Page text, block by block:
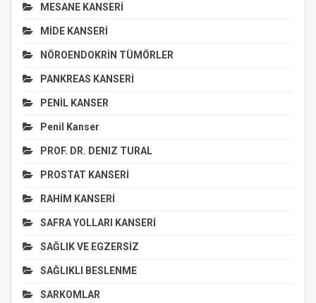
MESANE KANSERİ
MİDE KANSERİ
NÖROENDOKRİN TÜMÖRLER
PANKREAS KANSERİ
PENİL KANSER
Penil Kanser
PROF. DR. DENIZ TURAL
PROSTAT KANSERİ
RAHİM KANSERİ
SAFRA YOLLARI KANSERİ
SAĞLIK VE EGZERSİZ
SAĞLIKLI BESLENME
SARKOMLAR